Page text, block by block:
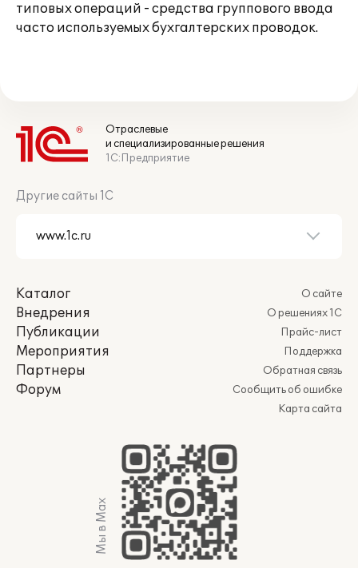
типовых операций - средства группового ввода
часто используемых бухгалтерских проводок.
Отраслевые
и специализированные решения
1С:Предприятие
Другие сайты 1С
Каталог
Внедрения
Публикации
Мероприятия
Партнеры
Форум
О сайте
О решениях 1С
Прайс-лист
Поддержка
Обратная связь
Сообщить об ошибке
Карта сайта
Мы в Max